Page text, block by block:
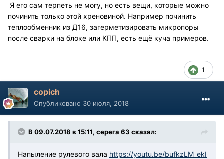
Я его сам терпеть не могу, но есть вещи, которые можно
починить только этой хреновиной. Например починить
теплообменник из Д16, загерметизировать микропоры
после сварки на блоке или КПП, есть ещё куча примеров.
1
copich
Опубликовано 30 июля, 2018
В 09.07.2018 в 15:11, серега 63 сказал:
Напыление рулевого вала https://youtu.be/bufkzLM_ekI